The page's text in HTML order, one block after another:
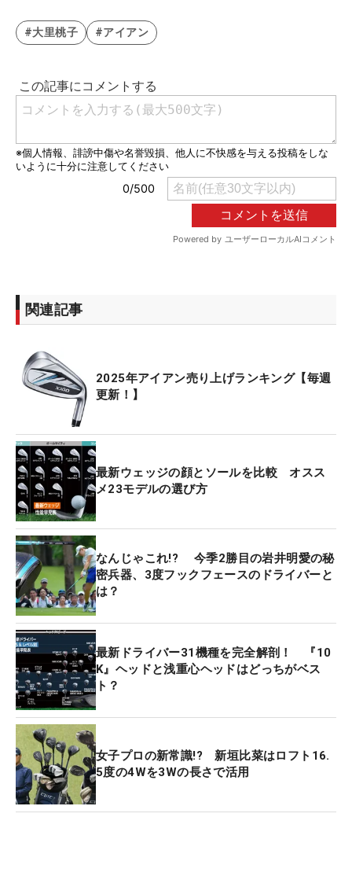
#大里桃子 #アイアン
関連記事
2025年アイアン売り上げランキング【毎週
更新！】
最新ウェッジの顔とソールを比較 オスス
メ23モデルの選び方
なんじゃこれ!? 今季2勝目の岩井明愛の秘
密兵器、3度フックフェースのドライバーと
は？
最新ドライバー31機種を完全解剖！ 『10
K』ヘッドと浅重心ヘッドはどっちがベス
ト？
女子プロの新常識!? 新垣比菜はロフト16.
5度の4Wを3Wの長さで活用